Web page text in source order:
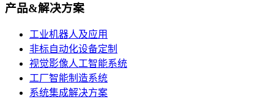
产品&解决方案
工业机器人及应用
非标自动化设备定制
视觉影像人工智能系统
工厂智能制造系统
系统集成解决方案